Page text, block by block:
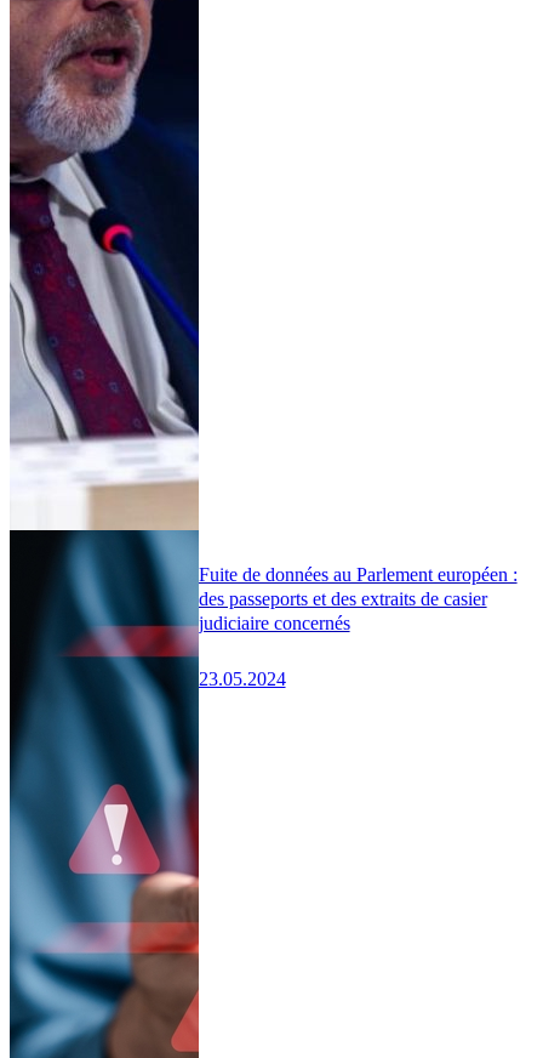
Fuite de données au Parlement européen :
des passeports et des extraits de casier
judiciaire concernés
23.05.2024